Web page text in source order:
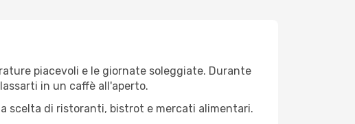
piacevoli e le giornate soleggiate. Durante
in un caffè all'aperto.
scelta di ristoranti, bistrot e mercati alimentari.